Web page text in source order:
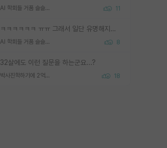
AI 학회들 거품 슬슬 지적이 나오네요 11
ㅋㅋㅋㅋㅋㅋ ㅠㅠ 그래서 일단 유명해지는게 중요한거같습니다
AI 학회들 거품 슬슬 지적이 나오네요 8
32살에도 이런 질문을 하는군요...?
박사진학하기에 2억은 괜찮은 (?) 정도의 경제력인가요 18